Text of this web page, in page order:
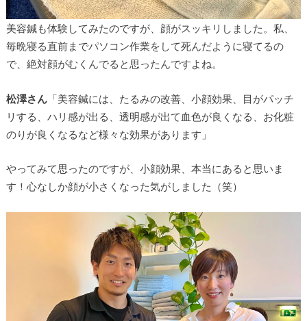
美容鍼も体験してみたのですが、顔がスッキリしました。私、
毎晩寝る直前までパソコン作業をして死んだように寝てるの
で、絶対顔がむくんでると思ったんですよね。
松澤さん 「美容鍼には、たるみの改善、小顔効果、目がパッチ
リする、ハリ感が出る、透明感が出て血色が良くなる、お化粧
のりが良くなるなど様々な効果があります」
やってみて思ったのですが、小顔効果、本当にあると思いま
す！心なしか顔が小さくなった気がしました（笑）